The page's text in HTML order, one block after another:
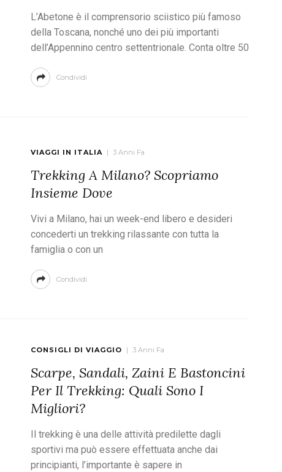
L’Abetone è il comprensorio sciistico più famoso
della Toscana, nonché uno dei più importanti
dell’Appennino centro settentrionale. Conta oltre 50
Condividi
VIAGGI IN ITALIA 3 Anni Fa
Trekking A Milano? Scopriamo
Insieme Dove
Vivi a Milano, hai un week-end libero e desideri
concederti un trekking rilassante con tutta la
famiglia o con un
Condividi
CONSIGLI DI VIAGGIO 3 Anni Fa
Scarpe, Sandali, Zaini E Bastoncini
Per Il Trekking: Quali Sono I
Migliori?
Il trekking è una delle attività predilette dagli
sportivi ma può essere effettuata anche dai
principianti, l’importante è sapere in